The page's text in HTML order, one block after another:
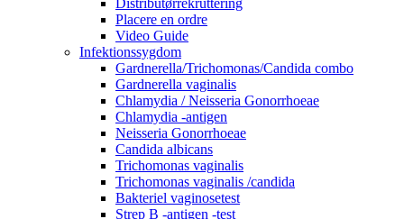
Distributørrekruttering
Placere en ordre
Video Guide
Infektionssygdom
Gardnerella/Trichomonas/Candida combo
Gardnerella vaginalis
Chlamydia / Neisseria Gonorrhoeae
Chlamydia -antigen
Neisseria Gonorrhoeae
Candida albicans
Trichomonas vaginalis
Trichomonas vaginalis /candida
Bakteriel vaginosetest
Strep B -antigen -test